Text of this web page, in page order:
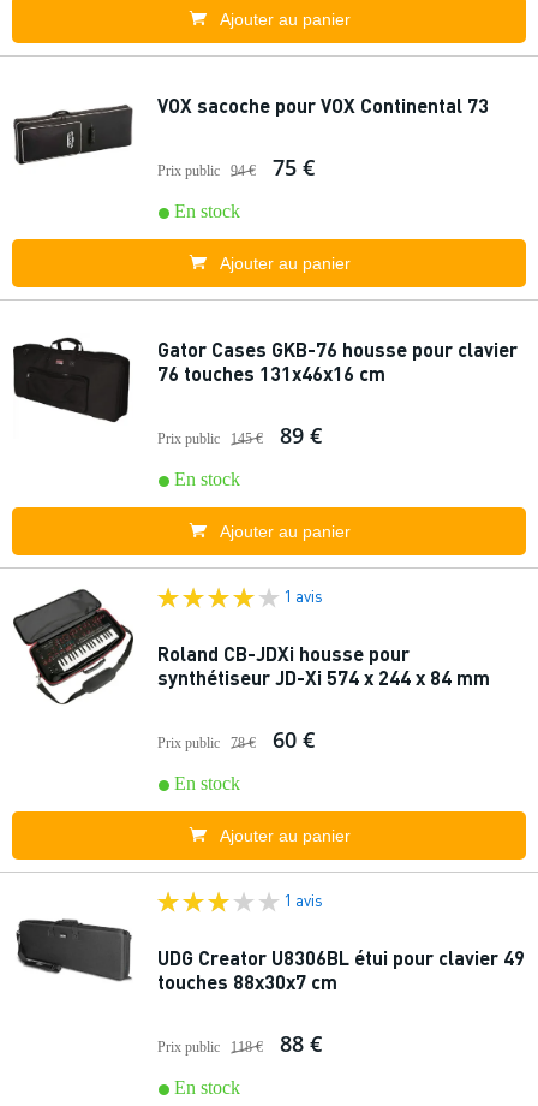
Ajouter au panier
VOX sacoche pour VOX Continental 73
Prix public 94 € 75 €
En stock
Ajouter au panier
Gator Cases GKB-76 housse pour clavier
76 touches 131x46x16 cm
Prix public 145 € 89 €
En stock
Ajouter au panier
1 avis
Roland CB-JDXi housse pour
synthétiseur JD-Xi 574 x 244 x 84 mm
Prix public 78 € 60 €
En stock
Ajouter au panier
1 avis
UDG Creator U8306BL étui pour clavier 49
touches 88x30x7 cm
Prix public 118 € 88 €
En stock